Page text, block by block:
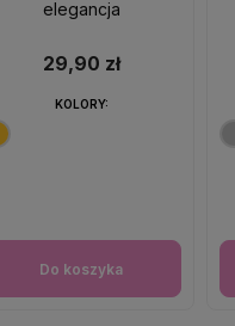
elegancja
29,90 zł
Do koszyka
KOLORY: